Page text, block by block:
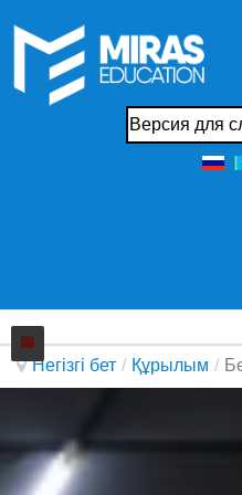
Версия для
Жаңалықтар
Біз жайында
Негізгі бет / Құрылым /